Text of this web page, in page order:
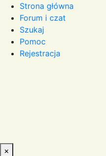
Strona główna
Forum i czat
Szukaj
Pomoc
Rejestracja
×